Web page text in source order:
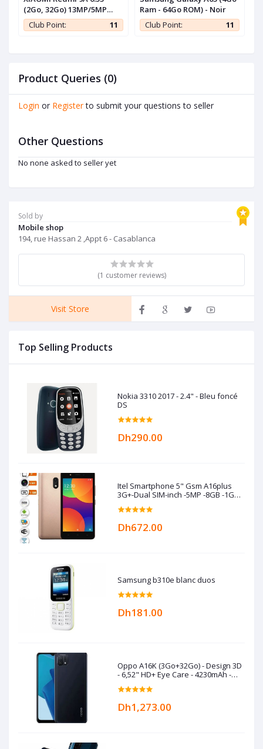
Sold by
Mobile shop
194, rue Hassan 2 ,Appt 6 - Casablanca
(1 customer reviews)
Visit Store
Top Selling Products
Nokia 3310 2017 - 2.4" - Bleu foncé
DS
Dh290.00
Itel Smartphone 5" Gsm A16plus
3G+-Dual SIM-inch -5MP -8GB -1GB
RAM -Gold
Dh672.00
Samsung b310e blanc duos
Dh181.00
Oppo A16K (3Go+32Go) - Design 3D
- 6,52" HD+ Eye Care - 4230mAh -
Black
Dh1,273.00
(2Go, 32Go) 13MP/5MP
Android - Gris - 1 an de
garantie
Club Point: 11
Ram - 64Go ROM) - Noir
Club Point:
11
Product Queries (0)
Login or Register to submit your questions to seller
Other Questions
No none asked to seller yet